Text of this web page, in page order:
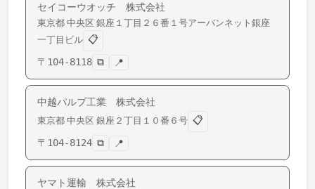
セイコーウオッチ 株式会社
東京都 中央区 銀座 １丁目２６番１号アーバンネット銀座
一丁目ビル 📋
〒 104-8118 ⧉ 📍
中越パルプ工業 株式会社
東京都 中央区 銀座 ２丁目１０番６号 📋
〒 104-8124 ⧉ 📍
ヤマト運輸 株式会社